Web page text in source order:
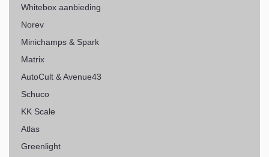
Whitebox aanbieding
Norev
Minichamps & Spark
Matrix
AutoCult & Avenue43
Schuco
KK Scale
Atlas
Greenlight